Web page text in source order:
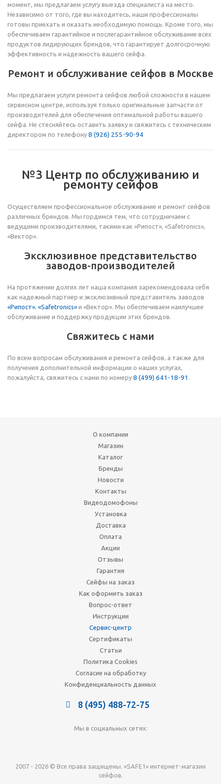
момент, мы предлагаем услугу выезда специалиста на место.
Независимо от того, где вы находитесь, наши профессионалы
готовы приехать и оказать необходимую помощь. Кроме того, мы
обеспечиваем гарантийное и послегарантийное обслуживание всех
продуктов лидирующих брендов, что гарантирует долгосрочную
эффективность и надежность вашего сейфа.
Ремонт и обслуживание сейфов в Москве
Мы предлагаем услуги ремонта сейфов любой сложности в нашем
сервисном центре, используя только оригинальные запчасти от
производителей для обеспечения оптимальной работы вашего
сейфа. Не стесняйтесь оставить заявку и свяжитесь с техническим
директором по телефону 8 (926) 255-90-94
№3 Центр по обслуживанию и
ремонту сейфов
Осуществляем профессиональное обслуживание и ремонт сейфов
различных брендов. Мы гордимся тем, что сотрудничаем с
ведущими производителями, такими как «Рипост», «Safetronics»,
«Вектор».
Эксклюзивное представительство
заводов-производителей
На протяжении долгих лет наша компания зарекомендовала себя
как надежный партнер и эксклюзивный представитель заводов
«Рипост» «Safetronics» и «Вектор». Мы обеспечиваем наилучшее
обслуживание и поддержку продукции этих брендов.
Свяжитесь с нами
По всем вопросам обслуживания и ремонта сейфов, а также для
получения дополнительной информации о наших услугах,
пожалуйста, свяжитесь с нами по номеру 8 (499) 641-18-91
О компании
Магазин
Каталог
Бренды
Новости
Контакты
Видеодомофоны
Установка
Доставка
Оплата
Акции
Отзывы
Гарантия
Сейфы на заказ
Как оформить заказ
Вопрос-ответ
Инструкции
Сервис-центр
Сертификаты
Статьи
Политика Cookies
Согласие на обработку
Конфиденциальность данных
8 (495) 488-72-75
Мы в социальных сетях:
2007 - 2026 © Все права защищены. «SAFE1» интернет-магазин
сейфов.